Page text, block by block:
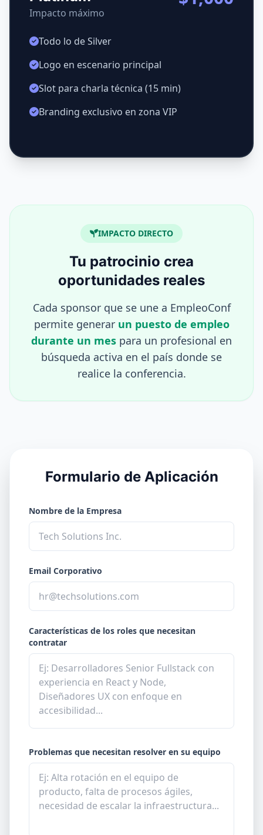
Impacto máximo
Todo lo de Silver
Logo en escenario principal
Slot para charla técnica (15 min)
Branding exclusivo en zona VIP
IMPACTO DIRECTO
Tu patrocinio crea
oportunidades reales
Cada sponsor que se une a EmpleoConf
permite generar un puesto de empleo
durante un mes para un profesional en
búsqueda activa en el país donde se
realice la conferencia.
Formulario de Aplicación
Nombre de la Empresa
Email Corporativo
Características de los roles que necesitan
contratar
Problemas que necesitan resolver en su equipo